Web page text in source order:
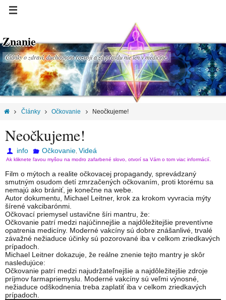
Znanie
Články o zdraví, duchovnom rozvoji a za pravdu nie len v medicíne.
Články Očkovanie Neočkujeme!
Neočkujeme!
info Očkovanie, Videá
Ak kliknete ľavou myšou na modro zafarbené slovo, otvorí sa Vám o tom viac informácií.
Film o mýtoch a realite očkovacej propagandy, sprevádzaný
smutným osudom detí zmrzačených očkovaním, proti ktorému sa
nemajú ako brániť, je konečne na webe.
Autor dokumentu, Michael Leitner, krok za krokom vyvracia mýty
šírené vakcibarónmi.
Očkovací priemysel ustavične šíri mantru, že:
Očkovanie patrí medzi najúčinnejšie a najdôležitejšie preventívne
opatrenia medicíny. Moderné vakcíny sú dobre znášanlivé, trvalé
závažné nežiaduce účinky sú pozorované iba v celkom zriedkavých
prípadoch.
Michael Leitner dokazuje, že reálne znenie tejto mantry je skôr
nasledujúce:
Očkovanie patrí medzi najudržateľnejšie a najdôležitejšie zdroje
príjmov farmapriemyslu. Moderné vakcíny sú veľmi výnosné,
nežiaduce odškodnenia treba zaplatiť iba v celkom zriedkavých
prípadoch.